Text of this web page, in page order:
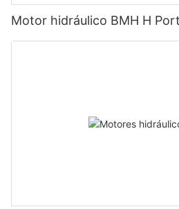
Motor hidráulico BMH H